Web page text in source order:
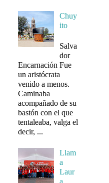
Chuy
ito
Salva
dor
Encarnación Fue
un aristócrata
venido a menos.
Caminaba
acompañado de su
bastón con el que
tentaleaba, valga el
decir, ...
Llam
a
Laur
a